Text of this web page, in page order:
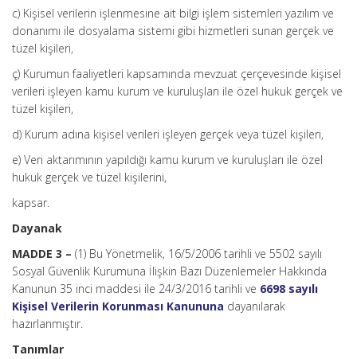
c) Kişisel verilerin işlenmesine ait bilgi işlem sistemleri yazılım ve
donanımı ile dosyalama sistemi gibi hizmetleri sunan gerçek ve
tüzel kişileri,
ç) Kurumun faaliyetleri kapsamında mevzuat çerçevesinde kişisel
verileri işleyen kamu kurum ve kuruluşları ile özel hukuk gerçek ve
tüzel kişileri,
d) Kurum adına kişisel verileri işleyen gerçek veya tüzel kişileri,
e) Veri aktarımının yapıldığı kamu kurum ve kuruluşları ile özel
hukuk gerçek ve tüzel kişilerini,
kapsar.
Dayanak
MADDE 3 – (1) Bu Yönetmelik, 16/5/2006 tarihli ve 5502 sayılı
Sosyal Güvenlik Kurumuna İlişkin Bazı Düzenlemeler Hakkında
Kanunun 35 inci maddesi ile 24/3/2016 tarihli ve 6698 sayılı
Kişisel Verilerin Korunması Kanununa dayanılarak
hazırlanmıştır.
Tanımlar